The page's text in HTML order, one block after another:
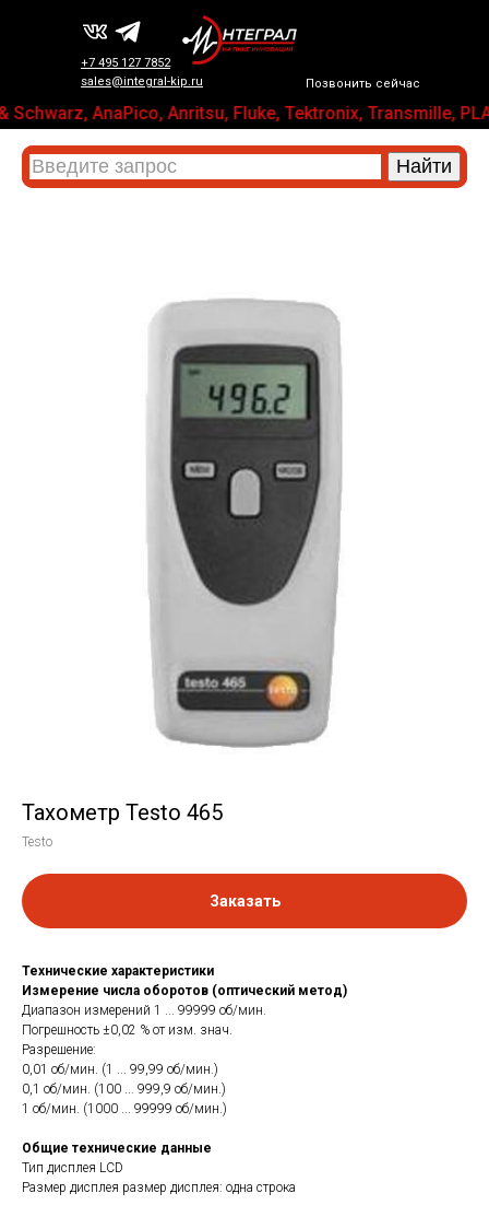
Позвонить сейчас
+7 495 127 7852
sales@integral-kip.ru
AnaPico, Anritsu, Fluke, Tektronix, Transmille,
Тахометр Testo 465
Testo
Заказать
Технические характеристики
Измерение числа оборотов (оптический метод)
Диапазон измерений 1 ... 99999 об/мин.
Погрешность ±0,02 % от изм. знач.
Разрешение:
0,01 об/мин. (1 ... 99,99 об/мин.)
0,1 об/мин. (100 ... 999,9 об/мин.)
1 об/мин. (1000 ... 99999 об/мин.)
Общие технические данные
Тип дисплея LCD
Размер дисплея размер дисплея: одна строка